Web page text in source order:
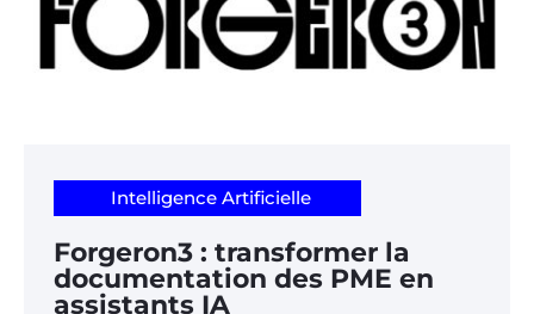
Intelligence Artificielle
Forgeron3 : transformer la
documentation des PME en
assistants IA